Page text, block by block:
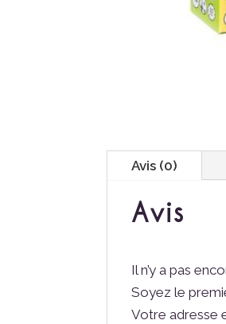
Avis (0)
Avis
Il n’y a pas
Soyez le
Votre adresse